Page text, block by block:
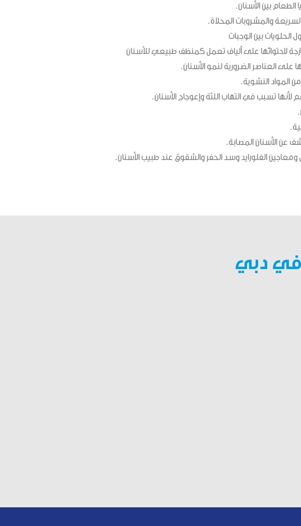
بين الأسنان.
والمشروبات المحلاة.
الحلويات بين الوجبات
لاحتوائها على ألياف تعمل كمنظف طبيعي للأسنان
على العناصر الضرورية لنمو الأسنان.
من المواد النشوية.
لأنها تسبب في التهاب اللثة وإعوجاج الأسنان.
عن الأسنان المصابة.
ومعاجين الفلورايد وسد الحفر والشقوق عند طبيب الأسنان.
في دبي